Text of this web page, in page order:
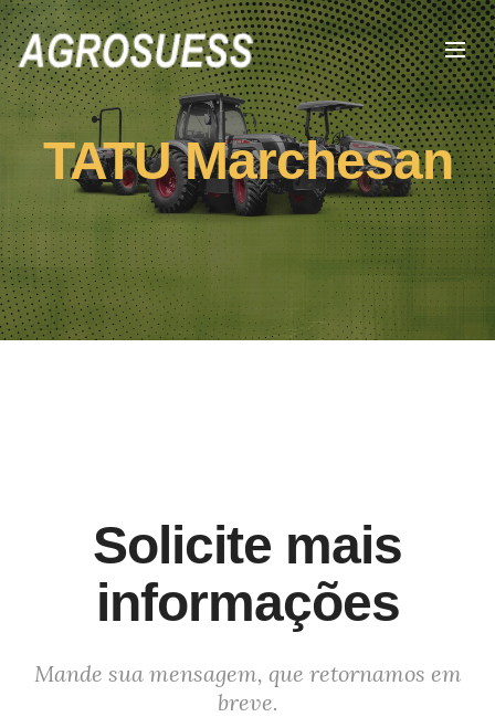
TATU Marchesan
Solicite mais
informações
Mande sua mensagem, que retornamos em
breve.